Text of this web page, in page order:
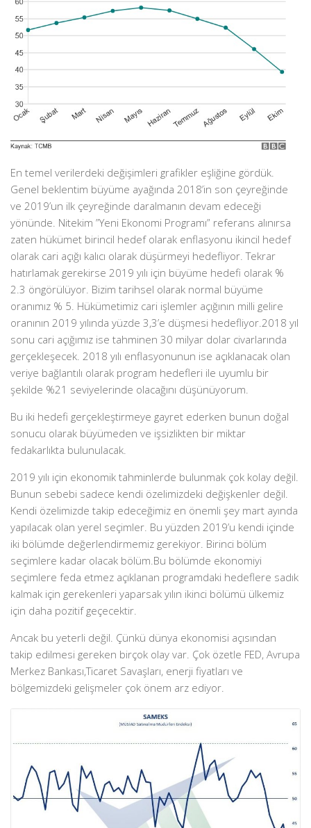
En temel verilerdeki değişimleri grafikler eşliğine gördük.
Genel beklentim büyüme ayağında 2018’in son çeyreğinde
ve 2019’un ilk çeyreğinde daralmanın devam edeceği
yönünde. Nitekim ”Yeni Ekonomi Programı” referans alınırsa
zaten hükümet birincil hedef olarak enflasyonu ikincil hedef
olarak cari açığı kalıcı olarak düşürmeyi hedefliyor. Tekrar
hatırlamak gerekirse 2019 yılı için büyüme hedefi olarak %
2.3 öngörülüyor. Bizim tarihsel olarak normal büyüme
oranımız % 5. Hükümetimiz cari işlemler açığının milli gelire
oranının 2019 yılında yüzde 3,3’e düşmesi hedefliyor.2018 yıl
sonu cari açığımız ise tahminen 30 milyar dolar civarlarında
gerçekleşecek. 2018 yılı enflasyonunun ise açıklanacak olan
veriye bağlantılı olarak program hedefleri ile uyumlu bir
şekilde %21 seviyelerinde olacağını düşünüyorum.
Bu iki hedefi gerçekleştirmeye gayret ederken bunun doğal
sonucu olarak büyümeden ve işsizlikten bir miktar
fedakarlıkta bulunulacak.
2019 yılı için ekonomik tahminlerde bulunmak çok kolay değil.
Bunun sebebi sadece kendi özelimizdeki değişkenler değil.
Kendi özelimizde takip edeceğimiz en önemli şey mart ayında
yapılacak olan yerel seçimler. Bu yüzden 2019’u kendi içinde
iki bölümde değerlendirmemiz gerekiyor. Birinci bölüm
seçimlere kadar olacak bölüm.Bu bölümde ekonomiyi
seçimlere feda etmez açıklanan programdaki hedeflere sadık
kalmak için gerekenleri yaparsak yılın ikinci bölümü ülkemiz
için daha pozitif geçecektir.
Ancak bu yeterli değil. Çünkü dünya ekonomisi açısından
takip edilmesi gereken birçok olay var. Çok özetle FED, Avrupa
Merkez Bankası,Ticaret Savaşları, enerji fiyatları ve
bölgemizdeki gelişmeler çok önem arz ediyor.